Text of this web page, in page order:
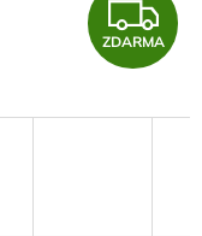
Z
D
A
ZDARMA